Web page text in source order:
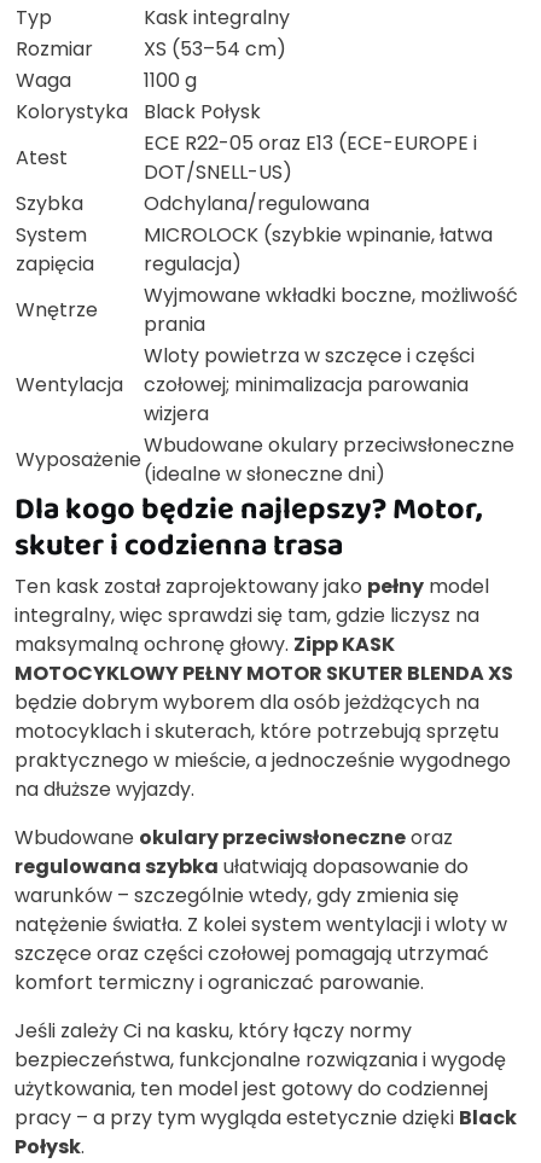
Typ
Kask integralny
Rozmiar
XS (53–54 cm)
Waga
1100 g
Kolorystyka
Black Połysk
Atest
ECE R22-05 oraz E13 (ECE-EUROPE i
DOT/SNELL-US)
Szybka
Odchylana/regulowana
System
zapięcia
MICROLOCK (szybkie wpinanie, łatwa
regulacja)
Wnętrze
Wyjmowane wkładki boczne, możliwość
prania
Wentylacja
Wloty powietrza w szczęce i części
czołowej; minimalizacja parowania
wizjera
Wyposażenie
Wbudowane okulary przeciwsłoneczne
(idealne w słoneczne dni)
Dla kogo będzie najlepszy? Motor,
skuter i codzienna trasa
Ten kask został zaprojektowany jako pełny model
integralny, więc sprawdzi się tam, gdzie liczysz na
maksymalną ochronę głowy. Zipp KASK
MOTOCYKLOWY PEŁNY MOTOR SKUTER BLENDA XS
będzie dobrym wyborem dla osób jeżdżących na
motocyklach i skuterach, które potrzebują sprzętu
praktycznego w mieście, a jednocześnie wygodnego
na dłuższe wyjazdy.
Wbudowane okulary przeciwsłoneczneoraz
regulowana szybka ułatwiają dopasowanie do
warunków – szczególnie wtedy, gdy zmienia się
natężenie światła. Z kolei system wentylacji i wloty w
szczęce oraz części czołowej pomagają utrzymać
komfort termiczny i ograniczać parowanie.
Jeśli zależy Ci na kasku, który łączy normy
bezpieczeństwa, funkcjonalne rozwiązania i wygodę
użytkowania, ten model jest gotowy do codziennej
pracy – a przy tym wygląda estetycznie dzięki Black
Połysk.